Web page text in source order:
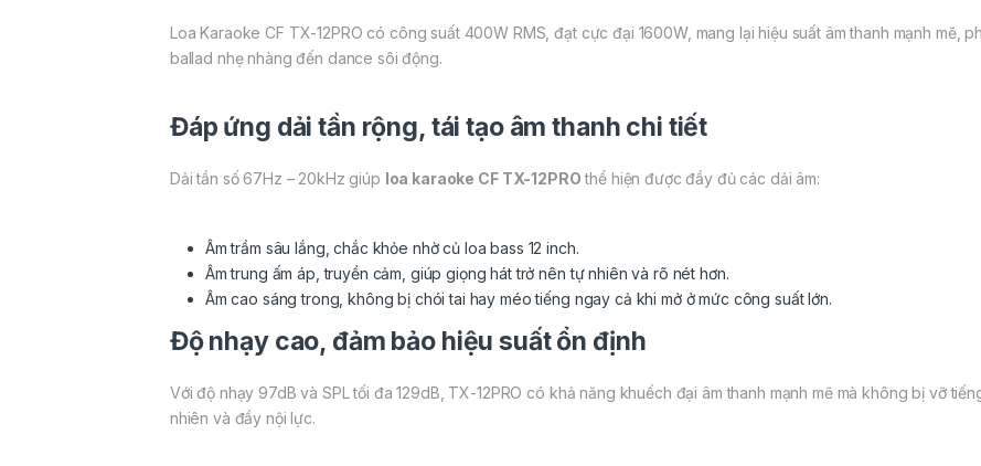
Loa Karaoke CF TX-12PRO có công suất 400W RMS, đạt cực đại 1600W, mang lại hiệu suất âm thanh mạnh mẽ,
ballad nhẹ nhàng đến dance sôi động.
Đáp ứng dải tần rộng, tái tạo âm thanh chi tiết
Dải tần số 67Hz – 20kHz giúp loa karaoke CF TX-12PROthể hiện được đầy đủ các dải âm:
Âm trầm sâu lắng, chắc khỏe nhờ củ loa bass 12 inch.
Âm trung ấm áp, truyền cảm, giúp giọng hát trở nên tự nhiên và rõ nét hơn.
Âm cao sáng trong, không bị chói tai hay méo tiếng ngay cả khi mở ở mức công suất lớn.
Độ nhạy cao, đảm bảo hiệu suất ổn định
Với độ nhạy 97dB và SPL tối đa 129dB, TX-12PRO có khả năng khuếch đại âm thanh mạnh mẽ mà không bị vỡ
nhiên và đầy nội lực.